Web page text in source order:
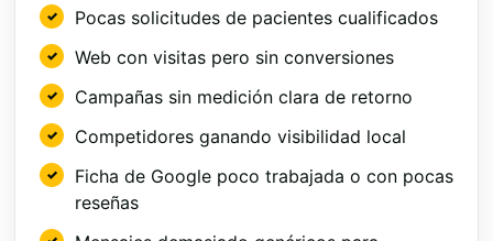
Pocas solicitudes de pacientes cualificados
Web con visitas pero sin conversiones
Campañas sin medición clara de retorno
Competidores ganando visibilidad local
Ficha de Google poco trabajada o con pocas
reseñas